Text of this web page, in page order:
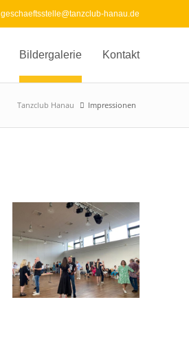
geschaeftsstelle@tanzclub-hanau.de
Bildergalerie Kontakt
Tanzclub Hanau Impressionen